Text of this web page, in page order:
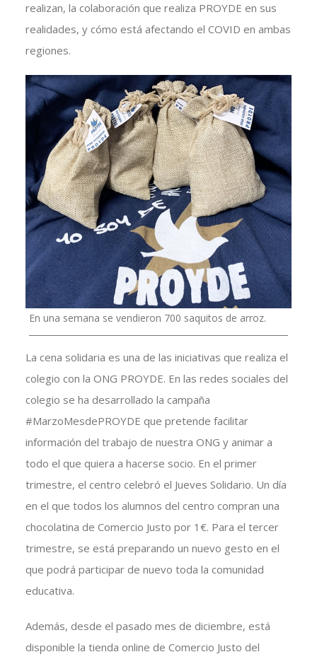
realizan, la colaboración que realiza PROYDE en sus
realidades, y cómo está afectando el COVID en ambas
regiones.
En una semana se vendieron 700 saquitos de arroz.
La cena solidaria es una de las iniciativas que realiza el
colegio con la ONG PROYDE. En las redes sociales del
colegio se ha desarrollado la campaña
#MarzoMesdePROYDE que pretende facilitar
información del trabajo de nuestra ONG y animar a
todo el que quiera a hacerse socio. En el primer
trimestre, el centro celebró el Jueves Solidario. Un día
en el que todos los alumnos del centro compran una
chocolatina de Comercio Justo por 1€. Para el tercer
trimestre, se está preparando un nuevo gesto en el
que podrá participar de nuevo toda la comunidad
educativa.
Además, desde el pasado mes de diciembre, está
disponible la tienda online de Comercio Justo del